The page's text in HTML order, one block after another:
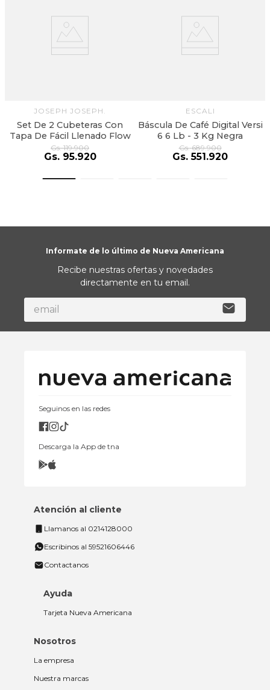
JOSEPH JOSEPH.
Set De 2 Cubeteras Con
Tapa De Fácil Llenado Flow
Gs. 119.900
Gs. 95.920
ESCALI
Báscula De Café Digital Versi
6 6 Lb - 3 Kg Negra
Gs. 689.900
Gs. 551 .920
Informate de lo último de Nueva Americana
Recibe nuestras ofertas y novedades
directamente en tu email.
Seguinos en las redes
Descarga la App de tna
Atención al cliente
Llamanos al 0214128000
Escribinos al 59521606446
Contactanos
Ayuda
Tarjeta Nueva Americana
Nosotros
La empresa
Nuestra marcas